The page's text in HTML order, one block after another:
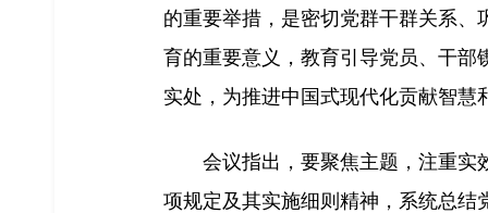
的重要举措，是密切党群干群关系
育的重要意义，教育引导党员、干
实处，为推进中国式现代化贡献智慧
会议指出，要聚焦主题，注重实
项规定及其实施细则精神，系统总